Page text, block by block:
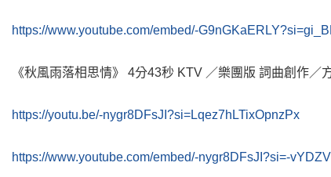
https://www.youtube.com/embed/-
《秋風雨落相思情》 4分43秒 KTV ／樂團版 詞曲創作
https://youtu.be/-nygr8DFsJI?si=Lqez7hLTixOpnzPx
https://www.youtube.com/embed/-nygr8DFsJI?si=-